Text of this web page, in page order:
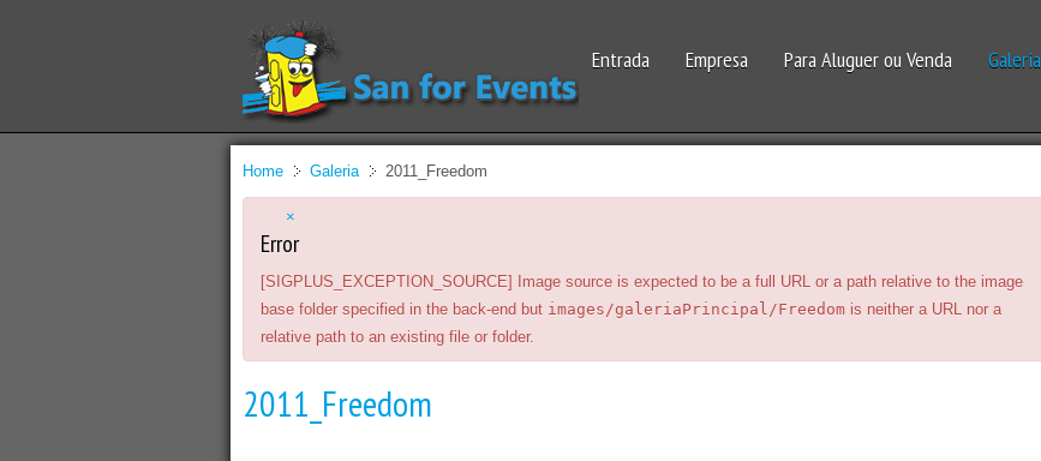
Entrada Empresa Para Aluguer ou Venda Galeria
Home Galeria 2011_Freedom
×
Error
[SIGPLUS_EXCEPTION_SOURCE] Image source is expected to be a full URL or a path relative to the image
base folder specified in the back-end but images/galeriaPrincipal/Freedom is neither a URL nor a
relative path to an existing file or folder.
2011_Freedom